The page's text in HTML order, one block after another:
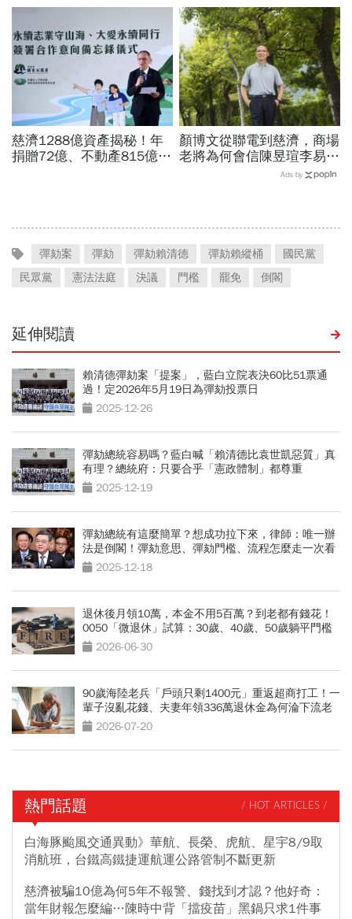
金，洗錢手法曝光…慈濟回
應了
慈濟1288億資產揭秘！年
捐贈72億、不動產815億…
顏博文從聯電到慈濟，商場
老將為何會信陳昱瑄李易
儒、豪給10億？慈濟發
Ads by
彈劾案 彈劾 彈劾賴清德 彈劾賴縱桶
國民黨
民眾黨
憲法法庭 決議 門檻 罷免 倒閣
延伸閱讀
賴清德彈劾案「提案」，藍白立院表決60比51票通
過！定2026年5月19日為彈劾投票日
2025-12-26
彈劾總統容易嗎？藍白喊「賴清德比袁世凱惡質」真
有理？總統府：只要合乎「憲政體制」都尊重
2025-12-19
彈劾總統有這麼簡單？想成功拉下來，律師：唯一辦
法是倒閣！彈劾意思、彈劾門檻、流程怎麼走一次看
2025-12-18
退休後月領10萬，本金不用5百萬？到老都有錢花！
0050「微退休」試算：30歲、40歲、50歲躺平門檻
公開2026-06-30
90歲海陸老兵「戶頭只剩1400元」重返超商打工！一
輩子沒亂花錢、夫妻年領336萬退休金為何淪下流老
人？2026-07-20
熱門話題 / HOT ARTICLES /
白海豚颱風交通異動》華航、長榮、虎航、星宇8/9取
消航班，台鐵高鐵捷運航運公路管制不斷更新
慈濟被騙10億為何5年不報警、錢找到才認？他好奇：
當年財報怎麼編…陳時中背「擋疫苗」黑鍋只求1件事